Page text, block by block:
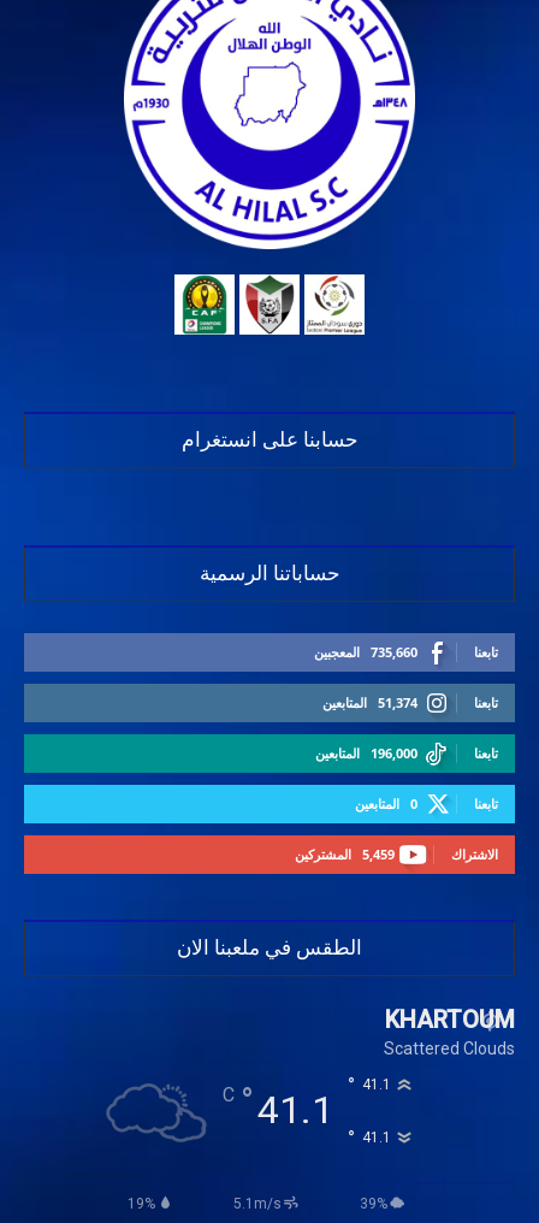
حسابنا على انستغرام
حساباتنا الرسمية
735,660 المعجبين تابعنا
51,374 المتابعين تابعنا
196,000 المتابعين تابعنا
0 المتابعين تابعنا
5,459 المشتركين الاشتراك
الطقس في ملعبنا الان
KHARTOUM
Scattered Clouds
41.1
°
C 41.1
°
41.1
°
19% 5.1m/s 39%